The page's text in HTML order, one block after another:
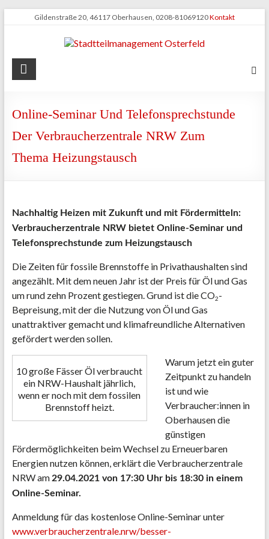
Gildenstraße 20, 46117 Oberhausen, 0208-81069120Kontakt
Stadtteilmanagement
Online-Seminar Und Telefonsprechstunde
Der Verbraucherzentrale NRW Zum
Thema Heizungstausch
Nachhaltig Heizen mit Zukunft und mit Fördermitteln:
Verbraucherzentrale NRW bietet Online-Seminar und
Telefonsprechstunde zum Heizungstausch
Die Zeiten für fossile Brennstoffe in Privathaushalten sind
angezählt. Mit dem neuen Jahr ist der Preis für Öl und Gas
um rund zehn Prozent gestiegen. Grund ist die CO2-
Bepreisung, mit der die Nutzung von Öl und Gas
unattraktiver gemacht und klimafreundliche Alternativen
gefördert werden sollen.
10 große Fässer Öl verbraucht
ein NRW-Haushalt jährlich,
wenn er noch mit dem fossilen
Brennstoff heizt.
Warum jetzt ein guter
Zeitpunkt zu handeln
ist und wie
Verbraucher:innen in
Oberhausen die
günstigen
Fördermöglichkeiten beim Wechsel zu Erneuerbaren
Energien nutzen können, erklärt die Verbraucherzentrale
NRW am 29.04.2021 von 17:30 Uhr bis 18:30 in einem
Online-Seminar.
Anmeldung für das kostenlose Online-Seminar unter
www.verbraucherzentrale.nrw/besser-